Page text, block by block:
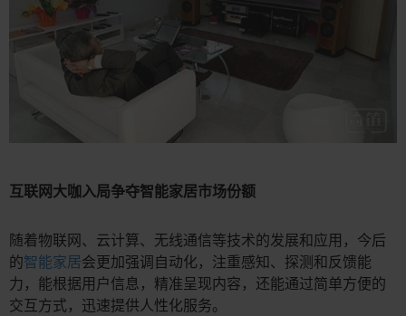
互联网大咖入局争夺智能家居市场份额
随着物联网、云计算、无线通信等技术的发展和应用，今后
的智能家居会更加强调自动化，注重感知、探测和反馈能
力，能根据用户信息，精准呈现内容，还能通过简单方便的
交互方式，迅速提供人性化服务。